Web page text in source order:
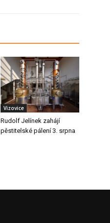
Vizovice
Rudolf Jelínek zahájí
pěstitelské pálení 3. srpna